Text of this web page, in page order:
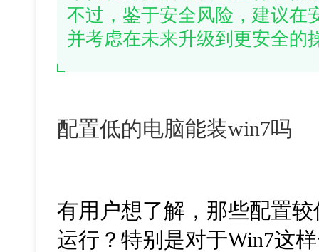
不过，鉴于安全风险，建议在
并考虑在未来升级到更安全的
配置低的电脑能装win7吗
有用户想了解，那些配置
运行？特别是对于Win7这